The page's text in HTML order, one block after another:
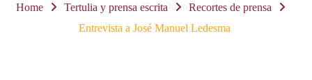
Home Tertulia y prensa escrita
Recortes de prensa
Entrevista a José Manuel Ledesma